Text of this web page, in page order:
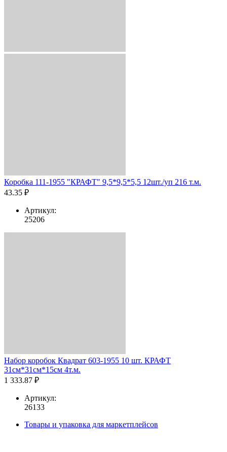
Коробка 111-1955 "КРАФТ" 9,5*9,5*5,5 12шт./уп 216 т.м.
43.35 ₽
Артикул:
25206
Набор коробок Квадрат 603-1955 10 шт. КРАФТ
31см*31см*15см 4т.м.
1 333.87 ₽
Артикул:
26133
Товары и упаковка для маркетплейсов